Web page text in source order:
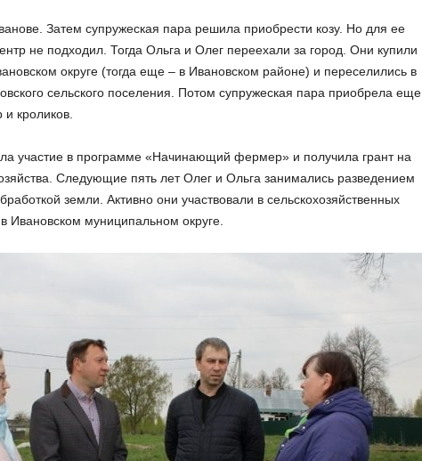
Затем супружеская пара решила приобрести козу. Но для ее
не подходил. Тогда Ольга и Олег переехали за город. Они купили
округе (тогда еще – в Ивановском районе) и переселились в
сельского поселения. Потом супружеская пара приобрела еще
и кроликов.
участие в программе «Начинающий фермер» и получила грант на
Следующие пять лет Олег и Ольга занимались разведением
земли. Активно они участвовали в сельскохозяйственных
Ивановском муниципальном округе.